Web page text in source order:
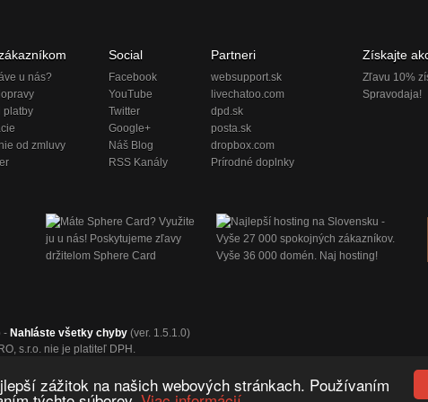
zážitok na našich webových stránkach. Používaním
Získajte
Zľavu 10%
Spravodaja!
u nás?
platby
od zmluvy
Social
Facebook
YouTube
Twitter
Google+
Náš Blog
RSS Kanály
Partneri
websupport.sk
livechatoo.com
dpd.sk
posta.sk
dropbox.com
Prírodné doplnky
- Nahláste všetky chyby (ver. 1.5.1.0)
s.r.o. nie je platiteľ DPH.
vyhradené.